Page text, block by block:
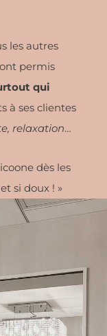
les autres
permis
qui
à ses clientes
relaxation…
dès les
si doux ! »